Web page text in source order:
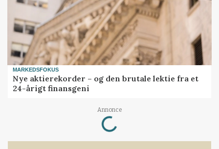
MARKEDSFOKUS
Nye aktierekorder – og den brutale lektie fra et
24-årigt finansgeni
Annonce
Loading...